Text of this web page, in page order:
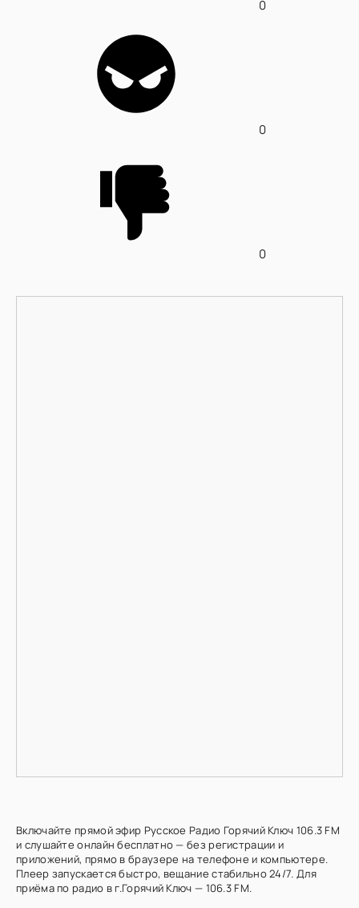
0
0
0
Включайте прямой эфир Русское Радио Горячий Ключ 106.3 FM
и слушайте онлайн бесплатно — без регистрации и
приложений, прямо в браузере на телефоне и компьютере.
Плеер запускается быстро, вещание стабильно 24/7. Для
приёма по радио в г.Горячий Ключ — 106.3 FM.